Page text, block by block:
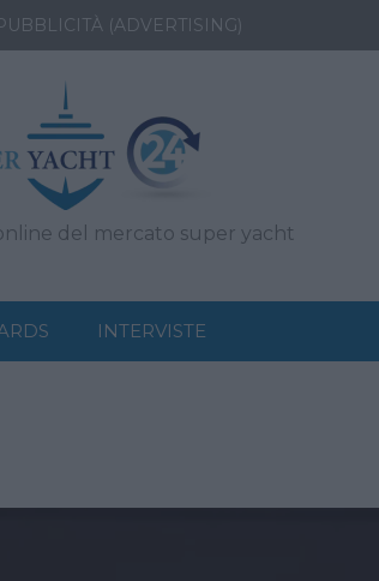
(ADVERTISING)
del mercato super yacht
INTERVISTE